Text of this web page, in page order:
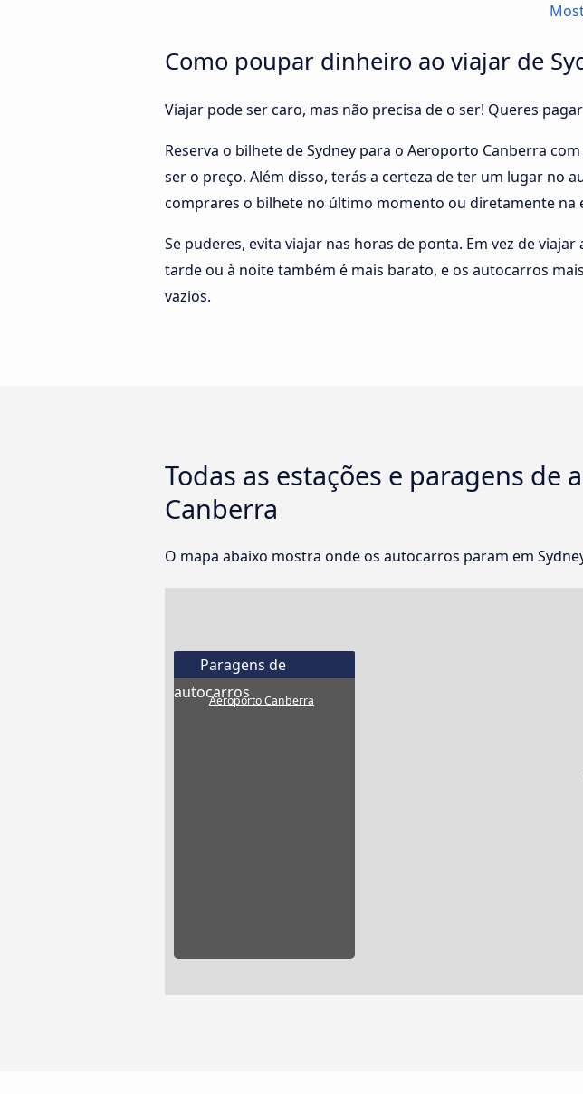
Como poupar dinheiro ao viajar de
Viajar pode ser caro, mas não precisa de o ser! Queres
Reserva o bilhete de Sydney para o Aeroporto Canberra
ser o preço. Além disso, terás a certeza de ter um lugar no
comprares o bilhete no último momento ou diretamente na
Se puderes, evita viajar nas horas de ponta. Em vez de
tarde ou à noite também é mais barato, e os autocarros
vazios.
Todas as estações e paragens
Canberra
O mapa abaixo mostra onde os autocarros param em
Paragens de
autocarros
Aeroporto Canberra